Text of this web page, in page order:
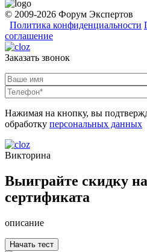
© 2009-2026 Форум Экспертов
Политика конфиденциальности
соглашение
Заказать звонок
Нажимая на кнопку, вы
обработку персональных данных
Викторина
Выиграйте скидку
сертификата
описание